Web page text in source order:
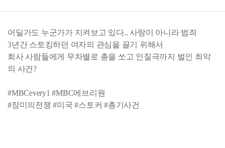
어딜가도 누군가가 지켜보고 있다.. 사랑이 아니라 범죄
3년간 스토킹하던 여자의 관심을 끌기 위해서
회사 사람들에게 무차별로 총을 쏘고 인질극까지 벌인 최악
의 사건?
#MBCevery1 #MBC에브리원
#장미의전쟁 #미국 #스토커 #총기사건